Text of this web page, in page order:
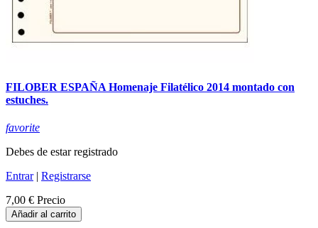
FILOBER ESPAÑA Homenaje Filatélico 2014 montado con
estuches.
favorite
Debes de estar registrado
Entrar| Registrarse
7,00 € Precio
Añadir al carrito